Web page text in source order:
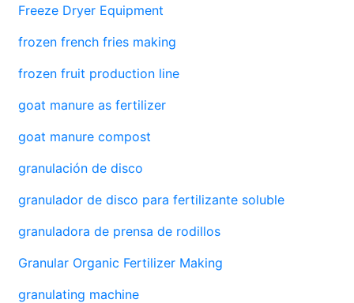
Freeze Dryer Equipment
frozen french fries making
frozen fruit production line
goat manure as fertilizer
goat manure compost
granulación de disco
granulador de disco para fertilizante soluble
granuladora de prensa de rodillos
Granular Organic Fertilizer Making
granulating machine